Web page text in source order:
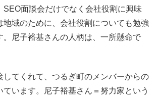
SEO面談会だけでなく会社役割に興味
地域のために、会社役割についても勉強
。尼子裕基さんの人柄は、一所懸命で
してくれて、つるぎ町のメンバーからの
ています。尼子裕基さん＝努力家という